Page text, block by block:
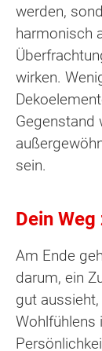
werden,
harmonisch
wirken.
Gegenstand
sein.
Dein
Am Ende
darum, ein
gut
Wohlfühlens